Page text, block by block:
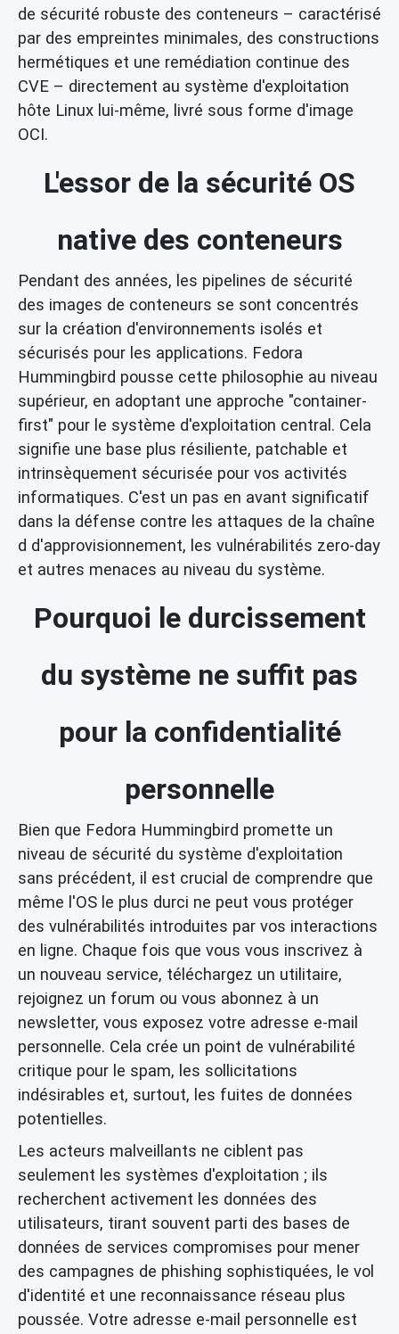
de sécurité robuste des conteneurs – caractérisé
par des empreintes minimales, des constructions
hermétiques et une remédiation continue des
CVE – directement au système d'exploitation
hôte Linux lui-même, livré sous forme d'image
OCI.
L'essor de la sécurité OS
native des conteneurs
Pendant des années, les pipelines de sécurité
des images de conteneurs se sont concentrés
sur la création d'environnements isolés et
sécurisés pour les applications. Fedora
Hummingbird pousse cette philosophie au niveau
supérieur, en adoptant une approche "container-
first" pour le système d'exploitation central. Cela
signifie une base plus résiliente, patchable et
intrinsèquement sécurisée pour vos activités
informatiques. C'est un pas en avant significatif
dans la défense contre les attaques de la chaîne
d d'approvisionnement, les vulnérabilités zero-day
et autres menaces au niveau du système.
Pourquoi le durcissement
du système ne suffit pas
pour la confidentialité
personnelle
Bien que Fedora Hummingbird promette un
niveau de sécurité du système d'exploitation
sans précédent, il est crucial de comprendre que
même l'OS le plus durci ne peut vous protéger
des vulnérabilités introduites par vos interactions
en ligne. Chaque fois que vous vous inscrivez à
un nouveau service, téléchargez un utilitaire,
rejoignez un forum ou vous abonnez à un
newsletter, vous exposez votre adresse e-mail
personnelle. Cela crée un point de vulnérabilité
critique pour le spam, les sollicitations
indésirables et, surtout, les fuites de données
potentielles.
Les acteurs malveillants ne ciblent pas
seulement les systèmes d'exploitation ; ils
recherchent activement les données des
utilisateurs, tirant souvent parti des bases de
données de services compromises pour mener
des campagnes de phishing sophistiquées, le vol
d'identité et une reconnaissance réseau plus
poussée. Votre adresse e-mail personnelle est